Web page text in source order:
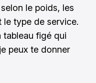
le poids, les
le type de service.
tableau figé qui
peux te donner